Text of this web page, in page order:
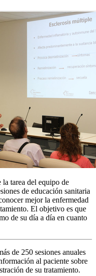
tarea del equipo de
de educación sanitaria
mejor la enfermedad
El objetivo es que
de su día a día en cuanto
de 250 sesiones anuales
al paciente sobre
de su tratamiento.